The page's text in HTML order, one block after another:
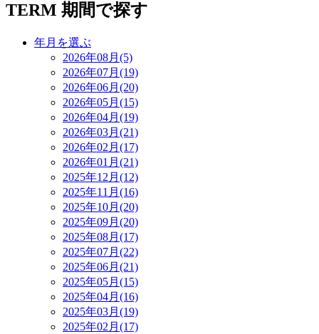
TERM 期間で探す
年月を選ぶ
2026年08月(5)
2026年07月(19)
2026年06月(20)
2026年05月(15)
2026年04月(19)
2026年03月(21)
2026年02月(17)
2026年01月(21)
2025年12月(12)
2025年11月(16)
2025年10月(20)
2025年09月(20)
2025年08月(17)
2025年07月(22)
2025年06月(21)
2025年05月(15)
2025年04月(16)
2025年03月(19)
2025年02月(17)